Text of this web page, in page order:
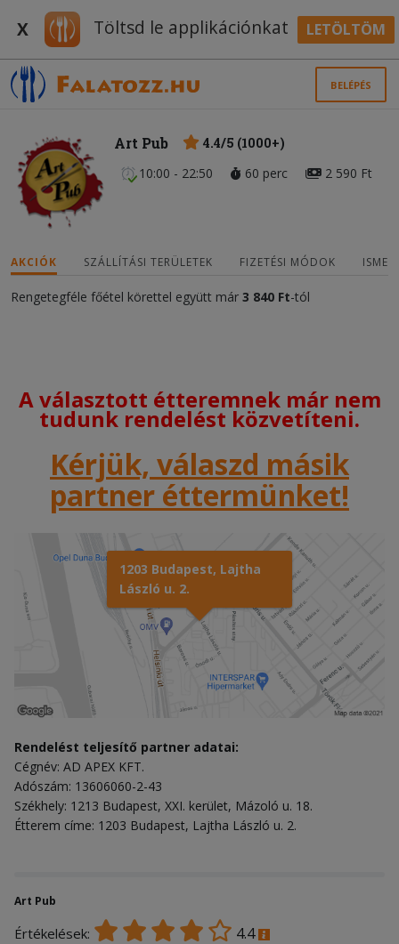
X Töltsd le applikációnkat LETÖLTÖM
BELÉPÉS
Art Pub
4.4/5 (1000+)
10:00 - 22:50
60 perc 2 590 Ft
AKCIÓK SZÁLLÍTÁSI TERÜLETEK FIZETÉSI MÓDOK
Rengetegféle főétel körettel együtt már 3 840 Ft-tól
A választott étteremnek már nem
tudunk rendelést közvetíteni.
Kérjük, válaszd másik
partner éttermünket!
1203 Budapest, Lajtha
László u. 2.
Rendelést teljesítő partner adatai:
Cégnév: AD APEX KFT.
Adószám: 13606060-2-43
Székhely: 1213 Budapest, XXI. kerület, Mázoló u. 18.
Étterem címe: 1203 Budapest, Lajtha László u. 2.
Art Pub
Értékelések: 4.4